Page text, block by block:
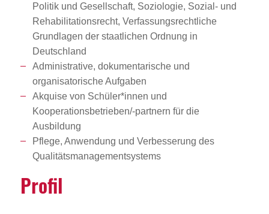
Politik und Gesellschaft, Soziologie, Sozial- und
Rehabilitationsrecht, Verfassungsrechtliche
Grundlagen der staatlichen Ordnung in
Deutschland
Administrative, dokumentarische und
organisatorische Aufgaben
Akquise von Schüler*innen und
Kooperationsbetrieben/-partnern für die
Ausbildung
Pflege, Anwendung und Verbesserung des
Qualitätsmanagementsystems
Profil